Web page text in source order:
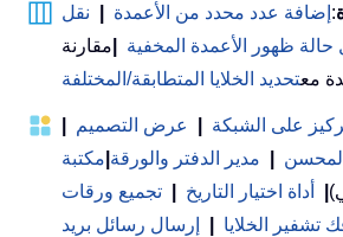
: إضافة عدد محدد من الأعمدة
نقل
حالة ظهور الأعمدة المخفية
مقارنة
معتحديد الخلايا المتطابقة/المختلفة
على الشبكة عرض التصميم
مدير الدفتر والورقة مكتبة
أداة اختيار التاريخ
تجميع ورقات
تشفير الخلايا
إرسال رسائل بريد